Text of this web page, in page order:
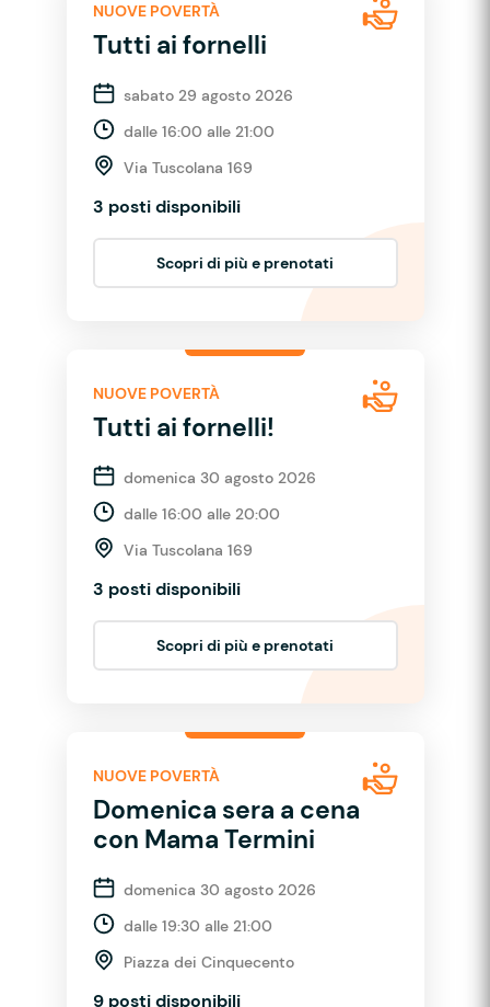
NUOVE POVERTÀ
Tutti ai fornelli
sabato 29 agosto 2026
dalle 16:00 alle 21:00
Via Tuscolana 169
3 posti disponibili
Scopri di più e prenotati
NUOVE POVERTÀ
Tutti ai fornelli!
domenica 30 agosto 2026
dalle 16:00 alle 20:00
Via Tuscolana 169
3 posti disponibili
Scopri di più e prenotati
NUOVE POVERTÀ
Domenica sera a cena
con Mama Termini
domenica 30 agosto 2026
dalle 19:30 alle 21:00
Piazza dei Cinquecento
9 posti disponibili